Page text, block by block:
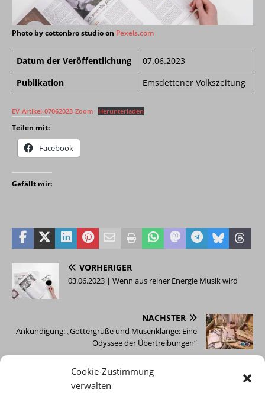
Cookie-Zustimmung
verwalten
Photo by cottonbro studio on Pexels.com
Datum der Veröffentlichung
07.06.2023
Publikation
Emsdettener Volkszeitung
EV-Artikel-07062023-Zoom Herunterladen
Teilen mit:
Facebook
Gefällt mir:
VORHERIGER
03.06.2023 | Wenn aus reiner Energie Musik wird
NÄCHSTER
Ankündigung: „Göttergrüße und Musenklänge: Eine
Odyssee der Übertreibungen“